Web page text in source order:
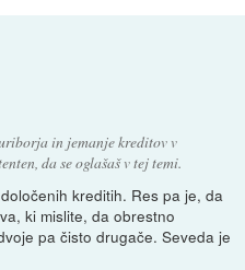
in jemanje kreditov v
da se oglašaš v tej temi.
kreditih. Res pa je, da
ki mislite, da obrestno
pa čisto drugače. Seveda je